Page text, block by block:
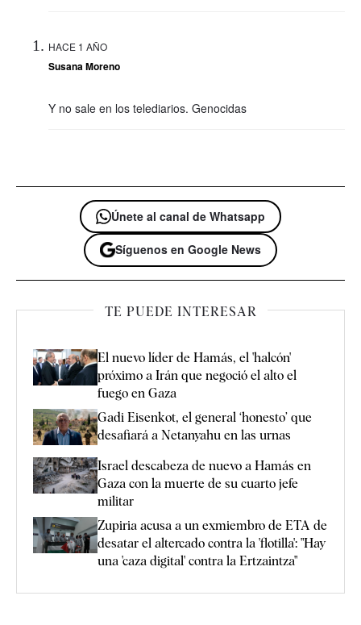
HACE 1 AÑO
Susana Moreno
Y no sale en los telediarios. Genocidas
Únete al canal de Whatsapp
Síguenos en Google News
TE PUEDE INTERESAR
El nuevo líder de Hamás, el 'halcón'
próximo a Irán que negoció el alto el
fuego en Gaza
Gadi Eisenkot, el general ‘honesto’ que
desafiará a Netanyahu en las urnas
Israel descabeza de nuevo a Hamás en
Gaza con la muerte de su cuarto jefe
militar
Zupiria acusa a un exmiembro de ETA de
desatar el altercado contra la 'flotilla': "Hay
una 'caza digital' contra la Ertzaintza"